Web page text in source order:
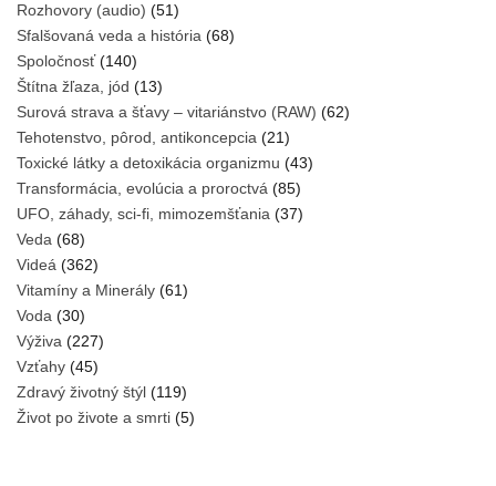
Rozhovory (audio) (51)
Sfalšovaná veda a história (68)
Spoločnosť(140)
Štítna žľaza, jód (13)
Surová strava a šťavy – vitariánstvo (RAW) (62)
Tehotenstvo, pôrod, antikoncepcia (21)
Toxické látky a detoxikácia organizmu (43)
Transformácia, evolúcia a proroctvá (85)
UFO, záhady, sci-fi, mimozemšťania (37)
Veda (68)
Videá (362)
Vitamíny a Minerály (61)
Voda (30)
Výživa (227)
Vzťahy (45)
Zdravý životný štýl (119)
Život po živote a smrti (5)